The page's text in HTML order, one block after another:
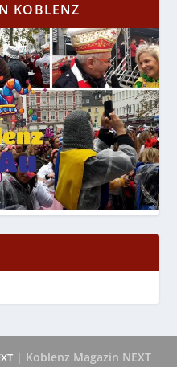
KOBLENZ
| Koblenz Magazin NEXT